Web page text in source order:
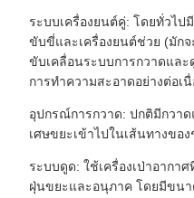
ระบบเครื่องยนต์คู่: โดยทั่วไ
ขับขี่และเครื่องยนต์ช่วย (มักจ
ขับเคลื่อนระบบการกวาดแล
การทําความสะอาดอย่างต่อเ
อุปกรณ์การกวาด: ปกติมีกวา
เศษขยะเข้าไปในเส้นทางขอ
ระบบดูด: ใช้เครื่องเป่าอากา
ฝุ่นขยะและอนุภาค โดยมีขน